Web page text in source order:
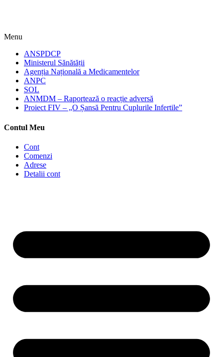
Menu
ANSPDCP
Ministerul Sănătății
Agenția Națională a Medicamentelor
ANPC
SOL
ANMDM – Raportează o reacție adversă
Proiect FIV – „O Șansă Pentru Cuplurile Infertile”
Contul Meu
Cont
Comenzi
Adrese
Detalii cont